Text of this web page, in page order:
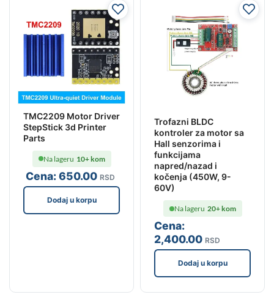
TMC2209 Motor Driver
StepStick 3d Printer
Parts
Cena:650.00 RSD
Na lageru 10+ kom
Dodaj u korpu
Trofazni BLDC
kontroler za motor sa
Hall senzorima i
funkcijama
napred/nazad i
kočenja (450W, 9-
60V)
Cena:
2,400.00 RSD
Na lageru 20+ kom
Dodaj u korpu